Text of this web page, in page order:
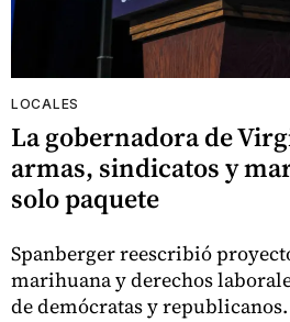
LOCALES
La gobernadora de
armas, sindicatos y
solo paquete
Spanberger reescribió
marihuana y derechos
de demócratas y republicanos.